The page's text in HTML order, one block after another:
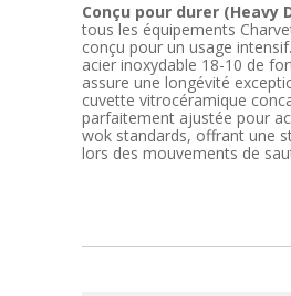
Conçu pour durer (Heavy
tous les équipements
conçu pour un usage
acier inoxydable 18-10 de
assure une longévité
cuvette vitrocéramique
parfaitement ajustée pour
wok standards, offrant une
lors des mouvements de